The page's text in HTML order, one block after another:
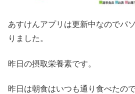
あすけんアプリは更新中なのでパ
りました。
昨日の摂取栄養素です。
昨日は朝食はいつも通り食べたの